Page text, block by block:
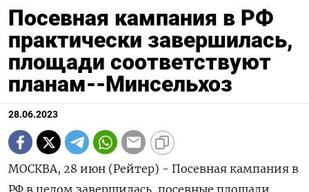
Посевная кампания в РФ
практически завершилась,
площади соответствуют
планам--Минсельхоз
28.06.2023
МОСКВА, 28 июн (Рейтер) - Посевная кампания в